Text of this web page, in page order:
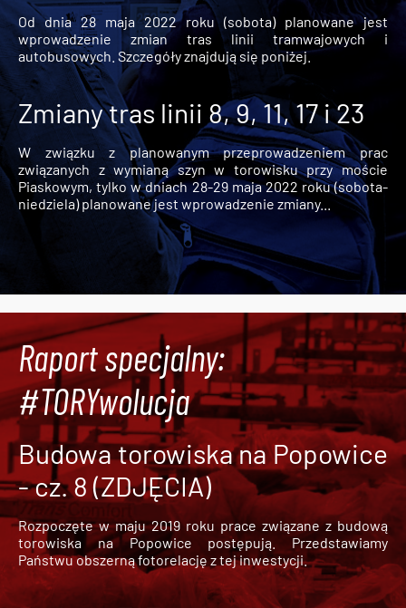
Od dnia 28 maja 2022 roku (sobota) planowane jest
wprowadzenie zmian tras linii tramwajowych i
autobusowych. Szczegóły znajdują się poniżej.
Zmiany tras linii 8, 9, 11, 17 i 23
W związku z planowanym przeprowadzeniem prac
związanych z wymianą szyn w torowisku przy moście
Piaskowym, tylko w dniach 28-29 maja 2022 roku (sobota-
niedziela) planowane jest wprowadzenie zmiany...
Raport specjalny:
#TORYwolucja
Budowa torowiska na Popowice
- cz. 8 (ZDJĘCIA)
Rozpoczęte w maju 2019 roku prace związane z budową
torowiska na Popowice
postępują. Przedstawiamy
Państwu obszerną fotorelację z tej inwestycji.